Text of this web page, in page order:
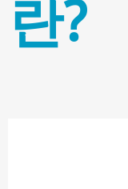
란?